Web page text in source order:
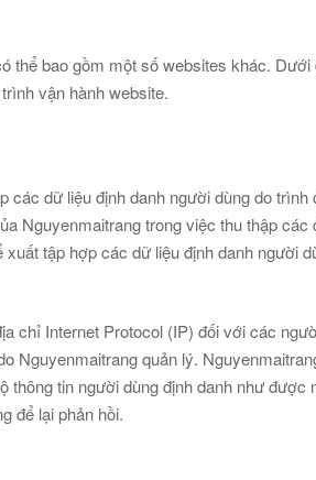
bao gồm một số websites khác.
vận hành website.
dữ liệu định danh người dùng do
Nguyenmaitrang trong việc thu thập
tập hợp các dữ liệu định danh người
chỉ Internet Protocol (IP) đối với các
quản lý.
tin người dùng định danh như
để lại phản hồi.